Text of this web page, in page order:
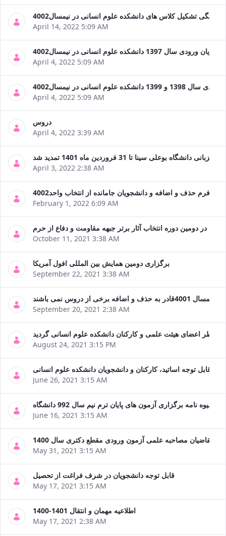
هفتگی تشکیل کلاس های دانشکده علوم انسانی در نیمسال4002
April 14, 2022 5:09 AM
علوم انسانی در نیمسال4002
April 4, 2022 5:09 AM
در نیمسال4002
April 4, 2022 5:09 AM
دروس
April 4, 2022 3:39 AM
April 3, 2022 2:38 AM
فرم حذف و اضافه و دانشجویان جامانده از انتخاب واحد4002
February 1, 2022 6:09 AM
در دومین دوره انتخاب آثار برتر جبهه مقاومت و دفاع از حرم
October 11, 2021 3:38 AM
برگزاری دومین همایش بین المللی افول آمریکا
September 22, 2021 3:38 AM
September 20, 2021 2:38 AM
August 24, 2021 3:15 PM
قابل توجه اساتید، کارکنان و دانشجویان دانشکده علوم انسانی
June 26, 2021 3:15 AM
شیوه نامه برگزاری آزمون های پایان ترم نیم سال 992 دانشگاه
June 16, 2021 3:15 AM
متقاضیان مصاحبه علمی آزمون ورودی مقطع دکتری سال 1400
May 31, 2021 3:15 AM
قابل توجه دانشجویان در شرف فراغت از تحصیل
May 17, 2021 3:15 AM
اطلاعیه مهمان و انتقال 1401-1400
May 17, 2021 2:38 AM